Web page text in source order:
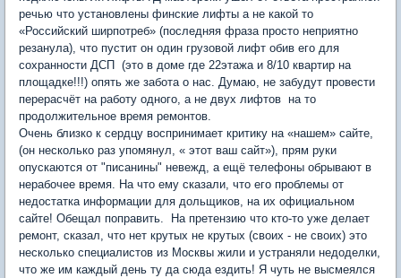
речью что установлены финские лифты а не какой то
«Российский ширпотреб» (последняя фраза просто неприятно
резанула), что пустит он один грузовой лифт обив его для
сохранности ДСП (это в доме где 22этажа и 8/10 квартир на
площадке!!!) опять же забота о нас. Думаю, не забудут провести
перерасчёт на работу одного, а не двух лифтов на то
продолжительное время ремонтов.
Очень близко к сердцу воспринимает критику на «нашем» сайте,
(он несколько раз упомянул, « этот ваш сайт»), прям руки
опускаются от "писанины" невежд, а ещё телефоны обрывают в
нерабочее время. На что ему сказали, что его проблемы от
недостатка информации для дольщиков, на их официальном
сайте! Обещал поправить. На претензию что кто-то уже делает
ремонт, сказал, что нет крутых не крутых (своих - не своих) это
несколько специалистов из Москвы жили и устраняли недоделки,
что же им каждый день ту да сюда ездить! Я чуть не высмеялся